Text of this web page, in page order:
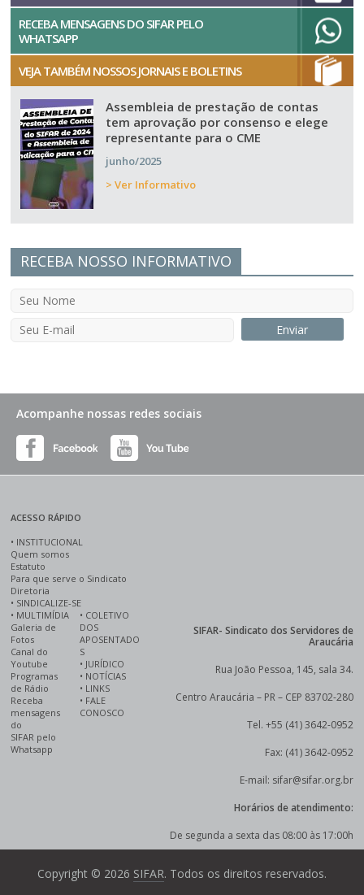
RECEBA MENSAGENS DO SIFAR PELO
WHATSAPP
VEJA TAMBÉM NOSSOS JORNAIS E BOLETINS
Assembleia de prestação de contas
tem aprovação por consenso e elege
representante para o CME
junho/2025
> Ver Informativo
RECEBA NOSSO INFORMATIVO
Acompanhe nossas redes sociais
ACESSO RÁPIDO
• INSTITUCIONAL
Quem somos
Estatuto
Para que serve o Sindicato
Diretoria
• SINDICALIZE-SE
• MULTIMÍDIA
Galeria de
Fotos
Canal do
Youtube
Programas
de Rádio
Receba
mensagens
do
SIFAR pelo
Whatsapp
• COLETIVO
DOS
APOSENTADO
S
• JURÍDICO
• NOTÍCIAS
• LINKS
• FALE
CONOSCO
SIFAR- Sindicato dos Servidores de
Araucária
Rua João Pessoa, 145, sala 34.
Centro Araucária – PR – CEP 83702-280
Tel. +55 (41) 3642-0952
Fax: (41) 3642-0952
E-mail: sifar@sifar.org.br
Horários de atendimento:
De segunda a sexta das 08:00 às 17:00h
Copyright © 2026 SIFAR. Todos os direitos reservados.